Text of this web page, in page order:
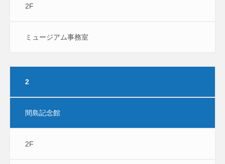
2F
ミュージアム事務室
2
間島記念館
2F